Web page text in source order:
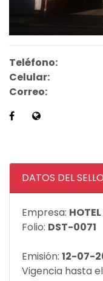
Teléfono:
Celular:
Correo:
DATOS DEL SELLO
Empresa:
Folio: DST-0071
Emisión: 12-07-
Vigencia hasta